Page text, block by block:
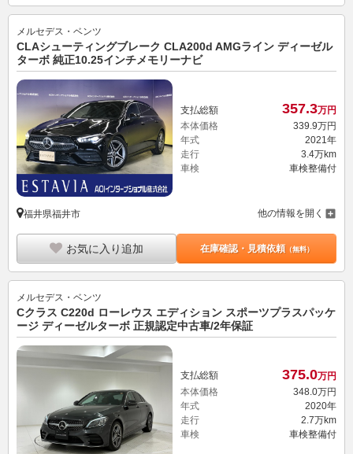
メルセデス・ベンツ
CLAシューティングブレーク CLA200d AMGライン ディーゼル
ターボ 純正10.25インチメモリーナビ
支払総額 357.3万円
本体価格
339.9万円
年式
2021年
走行
3.4万km
車検
車検整備付
福井県福井市 他の情報を開く
お気に入り追加 在庫確認・見積依頼（無料）
メルセデス・ベンツ
Cクラス C220d ローレウス エディション スポーツプラスパッケ
ージ ディーゼルターボ 正規認定中古車/2年保証
支払総額 375.0万円
本体価格
348. 0万円
年式
2020年
走行
2.7万km
車検
車検整備付